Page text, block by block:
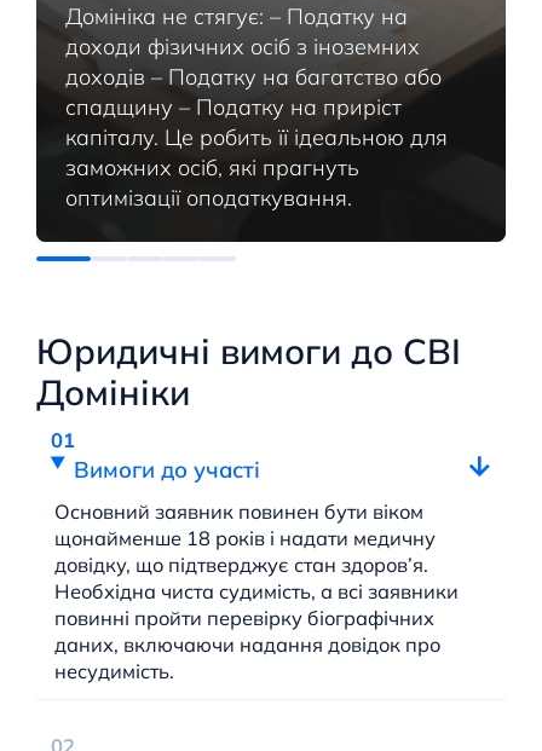
Домініка не стягує: – Податку на
доходи фізичних осіб з іноземних
доходів – Податку на багатство або
спадщину – Податку на приріст
капіталу. Це робить її ідеальною для
заможних осіб, які прагнуть
оптимізації оподаткування.
Юридичні вимоги до CBI
Домініки
Вимоги до участі
Основний заявник повинен бути віком
щонайменше 18 років і надати медичну
довідку, що підтверджує стан здоров’я.
Необхідна чиста судимість, а всі заявники
повинні пройти перевірку біографічних
даних, включаючи надання довідок про
несудимість.